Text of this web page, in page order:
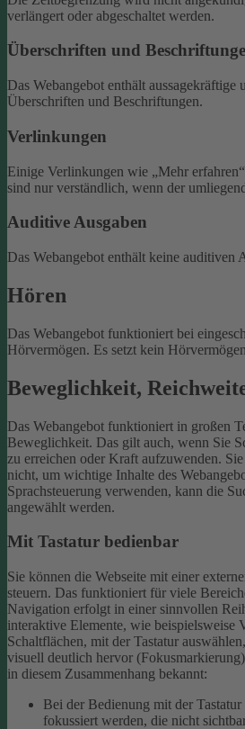
verlängert oder abgeschaltet werden.
Überschriften und
Das Webangebot enthält
Überschriften und Beschriftungen.
Verlinkungen
Einige Verlinkungen wie „Mehr
sind nur verständlich, wenn der
Auditive Ausgaben
Das Webangebot enthält keine auditiven
Hören
Das Webangebot funktioniert bei
Hörvermögen. Es setzt kein
Beweglichkeit,
Das Webangebot funktioniert in großen
Beweglichkeit. Das gilt auch, wenn Sie
zu erreichen oder Kraft aufzuwenden.
nicht, um wichtige Inhalte des
Sprachsteuerung verwenden, kann die
angewählt werden.
Mit Tastatur bedienbar
Sie können die Webseite mit einer
steuern. Das funktioniert für viele
Navigation erfolgt in einer sinnvollen
interaktive Elemente, wie beispielsweise
Schaltflächen, mit der Tastatur
visuell deutlich hervor
in diesem Zusammenhang bekannt:
Bei der Bedienung mit der
fokussiert werden, die nicht